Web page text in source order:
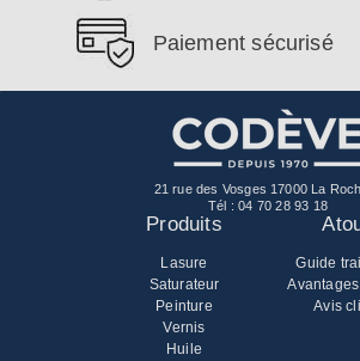
Paiement sécurisé
21 rue des Vosges 17000 La
Tél :04 70 28 93 18
Produits
Lasure
Saturateur
Peinture
Vernis
Huile
Guide
Avis